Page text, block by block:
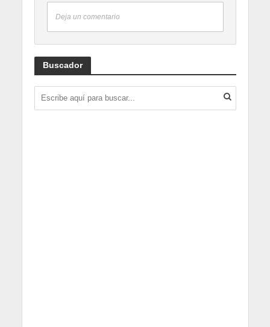
Deja un comentario
Buscador